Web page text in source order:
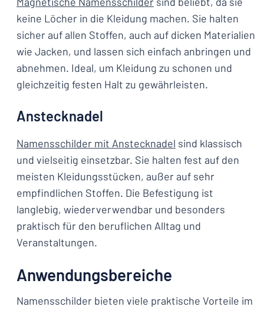
keine Löcher in die Kleidung machen. Sie halten
sicher auf allen Stoffen, auch auf dicken Materialien
wie Jacken, und lassen sich einfach anbringen und
abnehmen. Ideal, um Kleidung zu schonen und
gleichzeitig festen Halt zu gewährleisten.
Anstecknadel
Namensschilder mit Anstecknadel sind klassisch
und vielseitig einsetzbar. Sie halten fest auf den
meisten Kleidungsstücken, außer auf sehr
empfindlichen Stoffen. Die Befestigung ist
langlebig, wiederverwendbar und besonders
praktisch für den beruflichen Alltag und
Veranstaltungen.
Anwendungsbereiche
Namensschilder bieten viele praktische Vorteile im